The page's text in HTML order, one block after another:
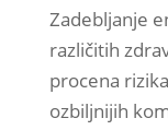
Zadebljanje
različitih
procena
ozbiljnijih